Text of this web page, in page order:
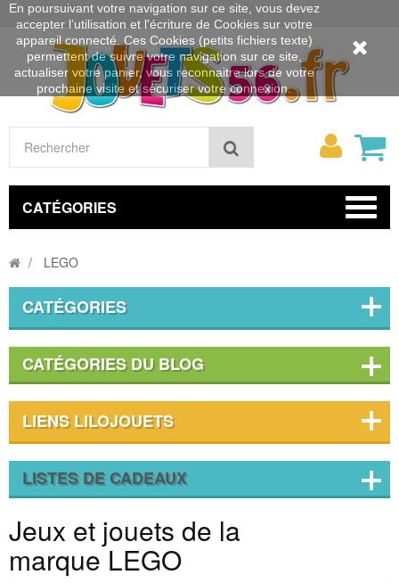
Rechercher
Mon
CATÉGORIES
LEGO
CATÉGORIES
CATÉGORIES DU BLOG
LIENS LILOJOUETS
LISTES DE CADEAUX
Jeux et jouets de la
marque LEGO
En poursuivant votre navigation sur ce site, vous devez
accepter l’utilisation et l'écriture de Cookies sur votre
appareil connecté. Ces Cookies (petits fichiers texte)
permettent de suivre votre navigation sur ce site,
actualiser votre panier, vous reconnaitre lors de votre
prochaine visite et sécuriser votre connexion.